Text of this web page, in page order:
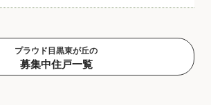
プラウド目黒東が丘の
募集中住戸一覧